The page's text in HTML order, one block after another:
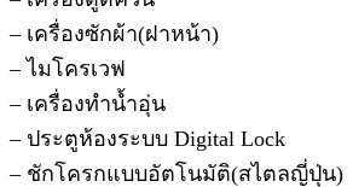
– เครื่องซักผ้า(ฝาหน้า)
– ไมโครเวฟ
– เครื่องทำน้ำอุ่น
– ประตูห้องระบบ Digital Lock
– ชักโครกแบบอัตโนมัติ(สไตลญี่ปุ่น)